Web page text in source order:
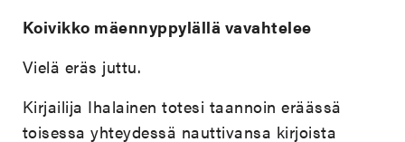
Koivikko mäennyppylällä vavahtelee
Vielä eräs juttu.
Kirjailija Ihalainen totesi taannoin eräässä
toisessa yhteydessä nauttivansa kirjoista